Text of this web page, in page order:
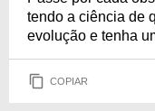
tendo a ciência de
evolução e tenha
COPIAR